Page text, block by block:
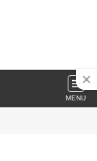
MENU